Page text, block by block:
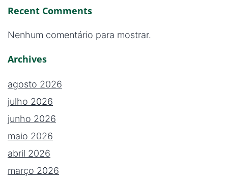
Recent Comments
Nenhum comentário para mostrar.
Archives
agosto 2026
julho 2026
junho 2026
maio 2026
abril 2026
março 2026